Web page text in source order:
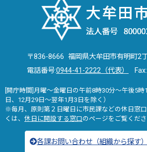
〒836-8666 福岡県大牟田市有明町2
電話番号:0944-41-2222（代表）
[開庁時間]月曜～金曜日の午前8時30分～午後5
日、12月29日～翌年1月3日を除く）
※毎月、原則第２日曜日に市民課などの休日窓
くは、 休日に開設する窓口のページをご覧くださ
各課お問い合わせ（組織から探す）